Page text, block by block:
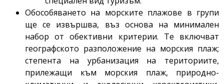
Обособяването на морските плажове в групи
ще се извършва, въз основа на минимален
набор от обективни критерии. Те включват
географското разположение на морския плаж;
степента на урбанизация на териториите,
прилежащи към морския плаж, природно-